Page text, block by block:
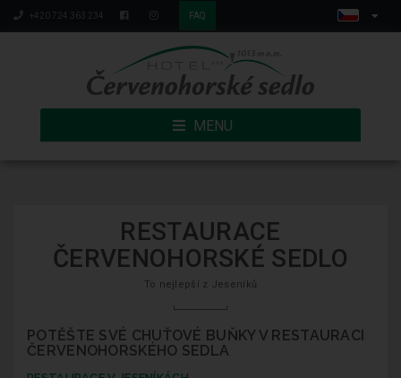
+420 724 363 234 FAQ
MENU
RESTAURACE
ČERVENOHORSKÉ SEDLO
To nejlepší z Jeseníků
POTĚŠTE SVÉ CHUŤOVÉ BUŇKY V RESTAURACI
ČERVENOHORSKÉHO SEDLA